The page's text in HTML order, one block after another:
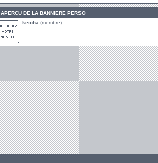
APERCU DE LA BANNIERE PERSO
keioha (membre)